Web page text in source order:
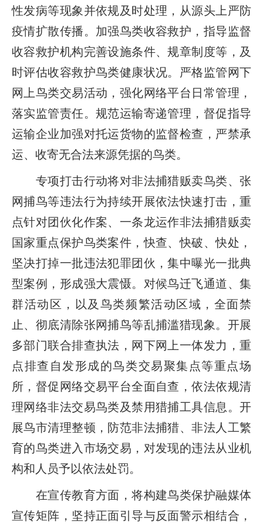
性发病等现象并依规及时处理，从源头上严防
疫情扩散传播。加强鸟类收容救护，指导监督
收容救护机构完善设施条件、规章制度等，及
时评估收容救护鸟类健康状况。严格监管网下
网上鸟类交易活动，强化网络平台日常管理，
落实监管责任。规范运输寄递管理，督促指导
运输企业加强对托运货物的监督检查，严禁承
运、收寄无合法来源凭据的鸟类。
专项打击行动将对非法捕猎贩卖鸟类、张
网捕鸟等违法行为持续开展依法快速打击，重
点针对团伙化作案、一条龙运作非法捕猎贩卖
国家重点保护鸟类案件，快查、快破、快处，
坚决打掉一批违法犯罪团伙，集中曝光一批典
型案例，形成强大震慑。对候鸟迁飞通道、集
群活动区，以及鸟类频繁活动区域，全面禁
止、彻底清除张网捕鸟等乱捕滥猎现象。开展
多部门联合排查执法，网下网上一体发力，重
点排查自发形成的鸟类交易聚集点等重点场
所，督促网络交易平台全面自查，依法依规清
理网络非法交易鸟类及禁用猎捕工具信息。开
展鸟市清理整顿，防范非法捕猎、非法人工繁
育的鸟类进入市场交易，对发现的违法从业机
构和人员予以依法处罚。
在宣传教育方面，将构建鸟类保护融媒体
宣传矩阵，坚持正面引导与反面警示相结合，